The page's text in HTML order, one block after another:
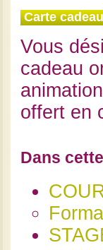
Carte cadeau
Vous
cadeau
offert en
Dans